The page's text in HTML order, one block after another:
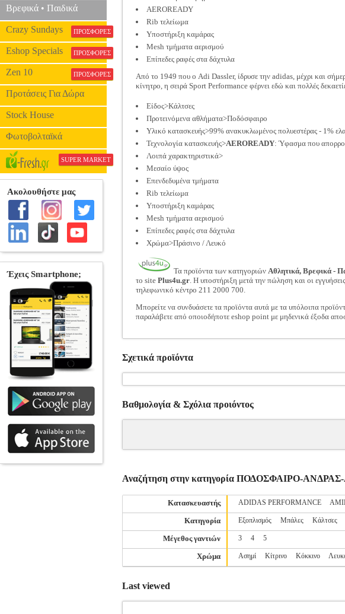
Βρεφικά • Παιδικά
Crazy Sundays ΠΡΟΣΦΟΡΕΣ
Eshop Specials ΠΡΟΣΦΟΡΕΣ
Zen 10 ΠΡΟΣΦΟΡΕΣ
Προτάσεις Για Δώρα
Stock House
Φωτοβολταϊκά
SUPER MARKET
AEROREADY
Rib τελείωμα
Υποστήριξη καμάρας
Μesh τμήματα αερισμού
Επίπεδες ραφές στα δάχτυλα
Από το 1949 που ο Adi Dassler, ίδρυσε την adidas, μέχρι και
κίνητρο, η σειρά Sport Performance φέρνει εδώ και πολλές
Είδος>Κάλτσες
Προτεινόμενα αθλήματα>Ποδόσφαιρο
Υλικό κατασκευής>99% ανακυκλωμένος πολυεστέρας - 1%
Τεχνολογία κατασκευής>AEROREADY: Ύφασμα που
Λοιπά χαρακτηριστικά>
Μεσαίο ύψος
Επενδεδυμένα τμήματα
Rib τελείωμα
Υποστήριξη καμάρας
Μesh τμήματα αερισμού
Επίπεδες ραφές στα δάχτυλα
Χρώμα>Πράσινο / Λευκό
Τα προϊόντα των κατηγοριών Αθλητικά, Βρεφικά -
το site Plus4u.gr. Η υποστήριξη μετά την πώληση και οι
τηλεφωνικό κέντρο 211 2000 700.
Μπορείτε να συνδυάσετε τα προϊόντα αυτά με τα υπόλοιπα
παραλάβετε από οποιοδήποτε eshop point με μηδενικά έξοδα
Σχετικά προϊόντα
Βαθμολογία & Σχόλια προιόντος
Αναζήτηση στην κατηγορία ΠΟΔΟΣΦΑΙΡΟ-
Κατασκευαστής ADIDAS PERFORMANCE
Κατηγορία Εξοπλισμός Μπάλες Κάλτσες
Μέγεθος γαντιών 3 4 5
Χρώμα Ασημί Κίτρινο Κόκκινο
Last viewed